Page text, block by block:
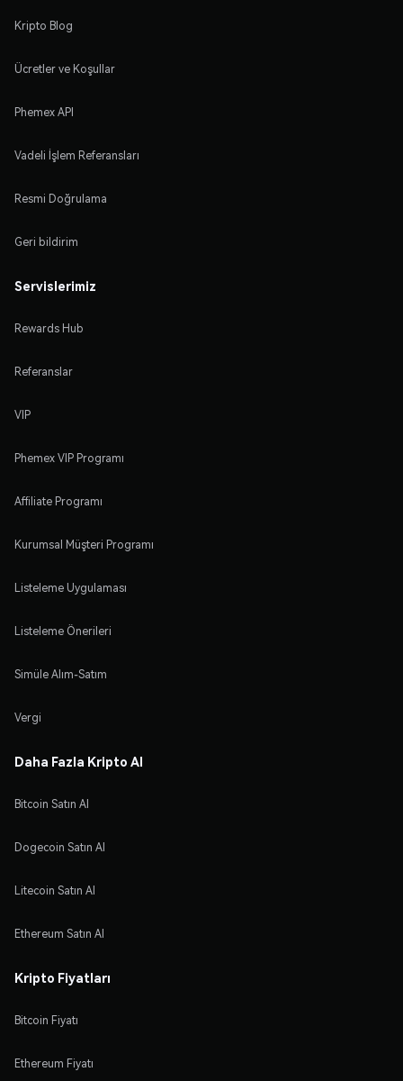
Kripto Blog
Ücretler ve Koşullar
Phemex API
Vadeli İşlem Referansları
Resmi Doğrulama
Geri bildirim
Servislerimiz
Rewards Hub
Referanslar
VIP
Phemex VIP Programı
Affiliate Programı
Kurumsal Müşteri Programı
Listeleme Uygulaması
Listeleme Önerileri
Simüle Alım-Satım
Vergi
Daha Fazla Kripto Al
Bitcoin Satın Al
Dogecoin Satın Al
Litecoin Satın Al
Ethereum Satın Al
Kripto Fiyatları
Bitcoin Fiyatı
Ethereum Fiyatı